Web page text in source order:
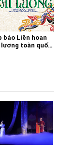
báo Liên hoan
lương toàn quốc